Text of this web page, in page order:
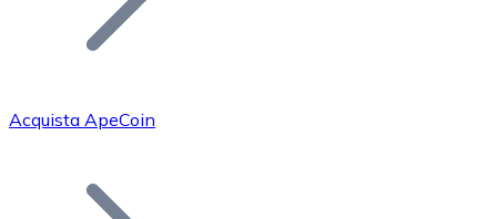
Bitcoin
Acquista ApeCoin